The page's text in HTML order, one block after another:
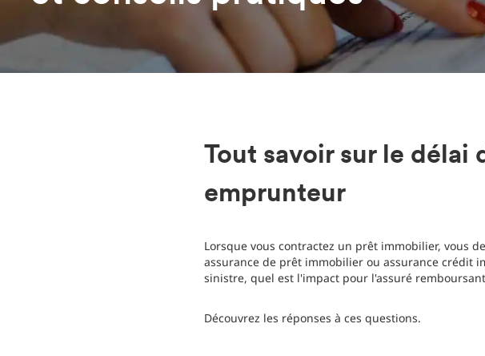
Tout savoir sur le délai
emprunteur
Lorsque vous contractez un prêt immobilier, vous
assurance de prêt immobilier ou assurance crédit
sinistre, quel est l'impact pour l'assuré
Découvrez les réponses à ces questions.